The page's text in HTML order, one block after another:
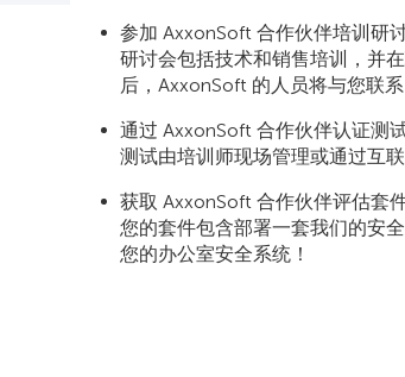
参加 AxxonSoft 合作伙伴培训研讨
研讨会包括技术和销售培训，并
后，AxxonSoft 的人员将与您联
通过 AxxonSoft 合作伙伴认证测试
测试由培训师现场管理或通过互
获取 AxxonSoft 合作伙伴评估套
您的套件包含部署一套我们的安
您的办公室安全系统！